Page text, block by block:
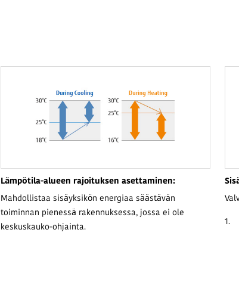
Lämpötila-alueen rajoituksen asettaminen:
Mahdollistaa sisäyksikön energiaa säästävän
toiminnan pienessä rakennuksessa, jossa ei ole
keskuskauko-ohjainta.
1.